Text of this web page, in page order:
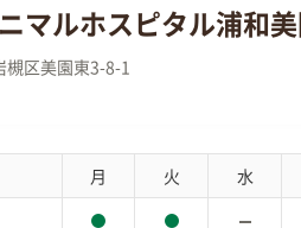
マルホスピタル浦和
区美園東3-8-1
月 火 水